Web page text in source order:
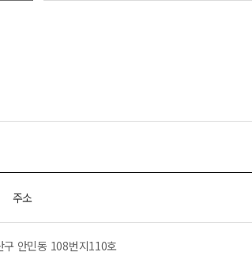
주소
구 안민동 108번지110호